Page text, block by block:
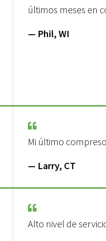
últimos meses en
— Phil, WI
Mi último
— Larry, CT
Alto nivel de